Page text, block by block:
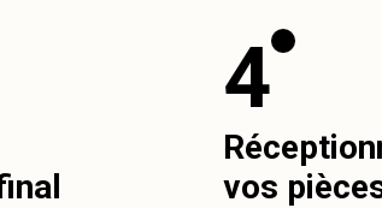
4
vos